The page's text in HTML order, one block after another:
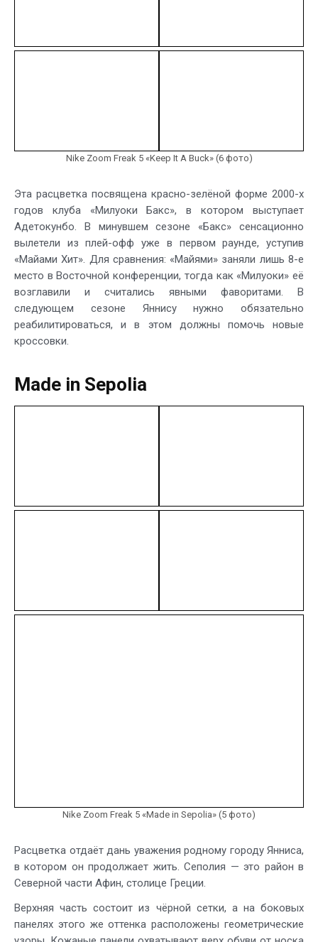
Nike Zoom Freak 5 «Keep It A Buck» (6 фото)
Эта расцветка посвящена красно-зелёной форме 2000-х
годов клуба «Милуоки Бакс», в котором выступает
Адетокунбо. В минувшем сезоне «Бакс» сенсационно
вылетели из плей-офф уже в первом раунде, уступив
«Майами Хит». Для сравнения: «Майями» заняли лишь 8-е
место в Восточной конференции, тогда как «Милуоки» её
возглавили и считались явными фаворитами. В
следующем сезоне Яннису нужно обязательно
реабилитироваться, и в этом должны помочь новые
кроссовки.
Made in Sepolia
Nike Zoom Freak 5 «Made in Sepolia» (5 фото)
Расцветка отдаёт дань уважения родному городу Янниса,
в котором он продолжает жить. Сеполия — это район в
Северной части Афин, столице Греции.
Верхняя часть состоит из чёрной сетки, а на боковых
панелях этого же оттенка расположены геометрические